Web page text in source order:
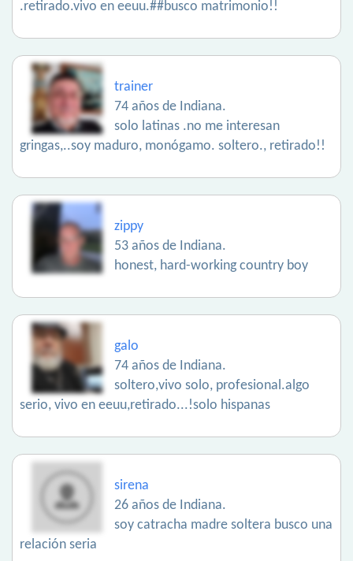
.retirado.vivo en eeuu.##busco matrimonio!!
trainer
74 años de Indiana.
solo latinas .no me interesan
gringas,..soy maduro, monógamo. soltero., retirado!!
zippy
53 años de Indiana.
honest, hard-working country boy
galo
74 años de Indiana.
soltero,vivo solo, profesional.algo
serio, vivo en eeuu,retirado...!solo hispanas
sirena
26 años de Indiana.
soy catracha madre soltera busco una
relación seria